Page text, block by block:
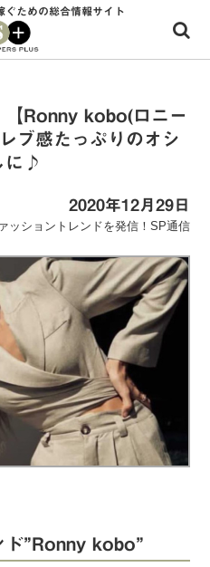
通信
バイマの疑問に現役パーソナルショッパーが答えてみた
バイマ活動の疑問に売れっ子現役バイヤーが答えてみた
！
ぐための総合情報サイト
【Ronny kobo(ロニー
ブ感たっぷりのオシ
に♪
2020年12月29日
ッショントレンドを発信！SP通信
ド”Ronny kobo”